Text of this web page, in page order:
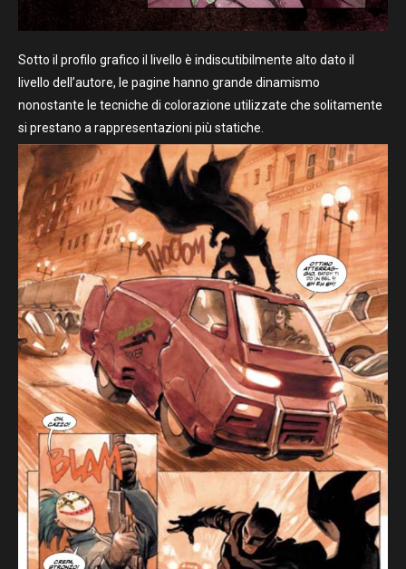
Sotto il profilo grafico il livello è indiscutibilmente alto dato il
livello dell’autore, le pagine hanno grande dinamismo
nonostante le tecniche di colorazione utilizzate che solitamente
si prestano a rappresentazioni più statiche.